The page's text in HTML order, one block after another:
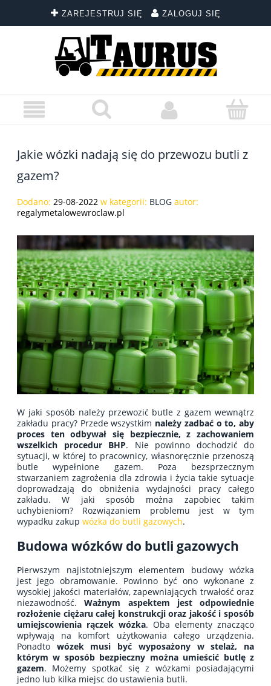
ZAREJESTRUJ SIĘ ZALOGUJ SIĘ
Jakie wózki nadają się do przewozu butli z
gazem?
Dodano: 29-08-2022 w kategorii: BLOG autor:
regalymetalowewroclaw.pl
W jaki sposób należy przewozić butle z gazem wewnątrz
zakładu pracy? Przede wszystkim należy zadbać o to, aby
proces ten odbywał się bezpiecznie, z zachowaniem
wszelkich procedur BHP. Nie powinno dochodzić do
sytuacji, w której to pracownicy, własnoręcznie przenoszą
butle wypełnione gazem. Poza bezsprzecznym
stwarzaniem zagrożenia dla zdrowia i życia takie sytuacje
doprowadzają do obniżenia wydajności pracy całego
zakładu. W jaki sposób można zapobiec takim
uchybieniom? Rozwiązaniem problemu jest w tym
wypadku zakup wózka do butli gazowych.
Budowa wózków do butli gazowych
Pierwszym najistotniejszym elementem budowy wózka
jest jego obramowanie. Powinno być ono wykonane z
wysokiej jakości materiałów, zapewniających trwałość oraz
niezawodność.Ważnym aspektem jest odpowiednie
rozłożenie ciężaru całej konstrukcji oraz jakość i sposób
umiejscowienia rączek wózka. Oba elementy znacząco
wpływają na komfort użytkowania całego urządzenia.
Ponadto wózek musi być wyposażony w stelaż, na
którym w sposób bezpieczny można umieścić butlę z
gazem. Możemy spotkać się z wózkami posiadającymi
jedno lub kilka miejsc do ustawienia butli.